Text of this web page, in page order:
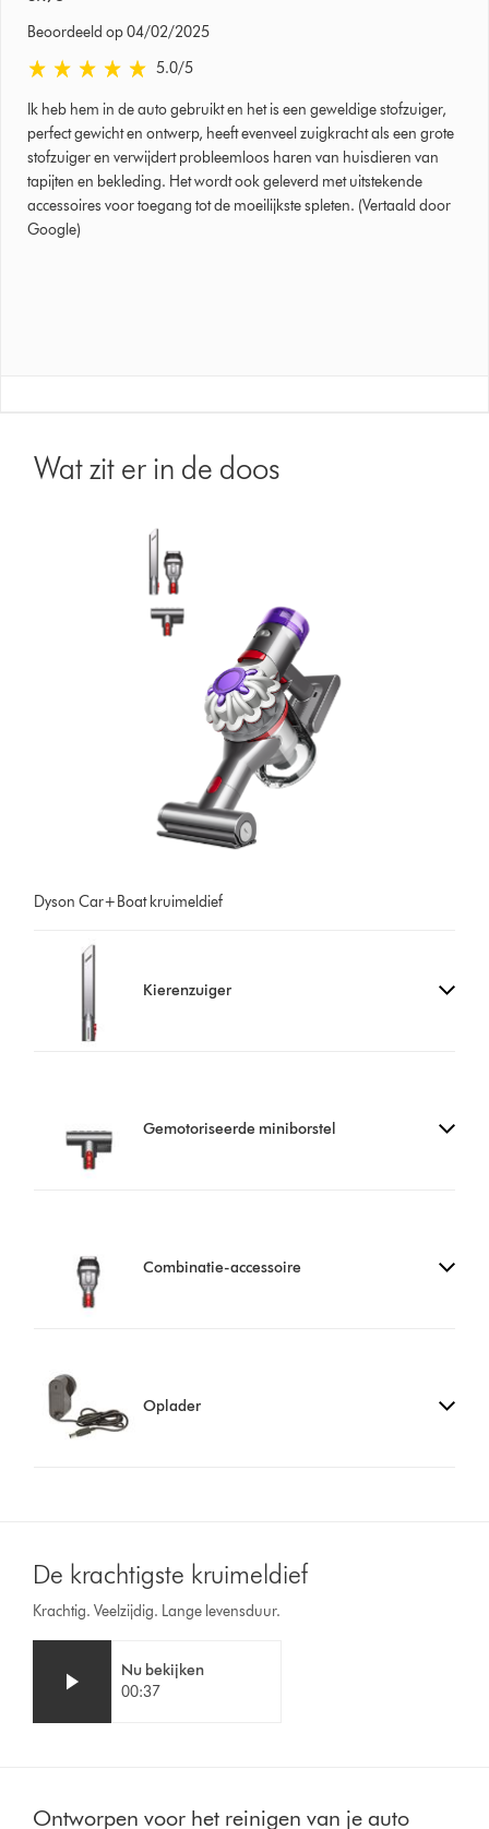
Beoordeeld op 04/02/2025
5.0 sterren van 5 van Beoordeeld op 04/02/2025 Ratings
5.0/5
Ik heb hem in de auto gebruikt en het is een geweldige stofzuiger,
perfect gewicht en ontwerp, heeft evenveel zuigkracht als een grote
stofzuiger en verwijdert probleemloos haren van huisdieren van
tapijten en bekleding. Het wordt ook geleverd met uitstekende
accessoires voor toegang tot de moeilijkste spleten. (Vertaald door
Google)
Wat zit er in de doos
Dyson Car+Boat kruimeldief
Kierenzuiger
Gemotoriseerde miniborstel
Combinatie-accessoire
Oplader
De krachtigste kruimeldief
Krachtig. Veelzijdig. Lange levensduur.
Transcript
openen
Nu bekijken
00:37
Ontworpen voor het reinigen van je auto